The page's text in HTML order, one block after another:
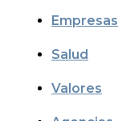
Empresas
Salud
Valores